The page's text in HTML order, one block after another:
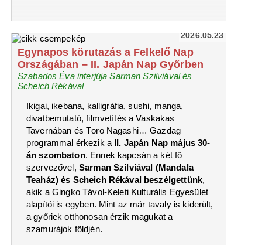
2026.05.23
Egynapos körutazás a Felkelő Nap
Országában – II. Japán Nap Győrben
Szabados Éva interjúja Sarman Szilviával és
Scheich Rékával
Ikigai, ikebana, kalligráfia, sushi, manga,
divatbemutató, filmvetítés a Vaskakas
Tavernában és Tōrō Nagashi… Gazdag
programmal érkezik aII. Japán Nap május 30-
án szombaton. Ennek kapcsán a két fő
szervezővel, Sarman Szilviával (Mandala
Teaház) és Scheich Rékával beszélgettünk,
akik a Gingko Távol-Keleti Kulturális Egyesület
alapítói is egyben. Mint az már tavaly is kiderült,
a győriek otthonosan érzik magukat a
szamurájok földjén.